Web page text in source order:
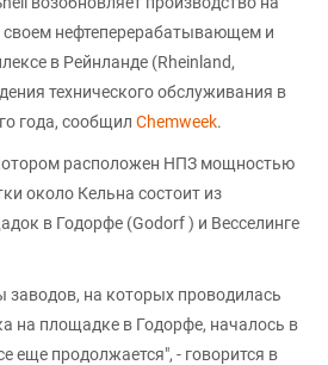
своем нефтеперерабатывающем и
в Рейнланде (Rheinland,
технического обслуживания в
года, сообщил Chemweek.
расположен НПЗ мощностью
около Кельна состоит из
в Годорфе (Godorf ) и Весселинге
заводов, на которых проводилась
на площадке в Годорфе, началось в
еще продолжается", - говорится в